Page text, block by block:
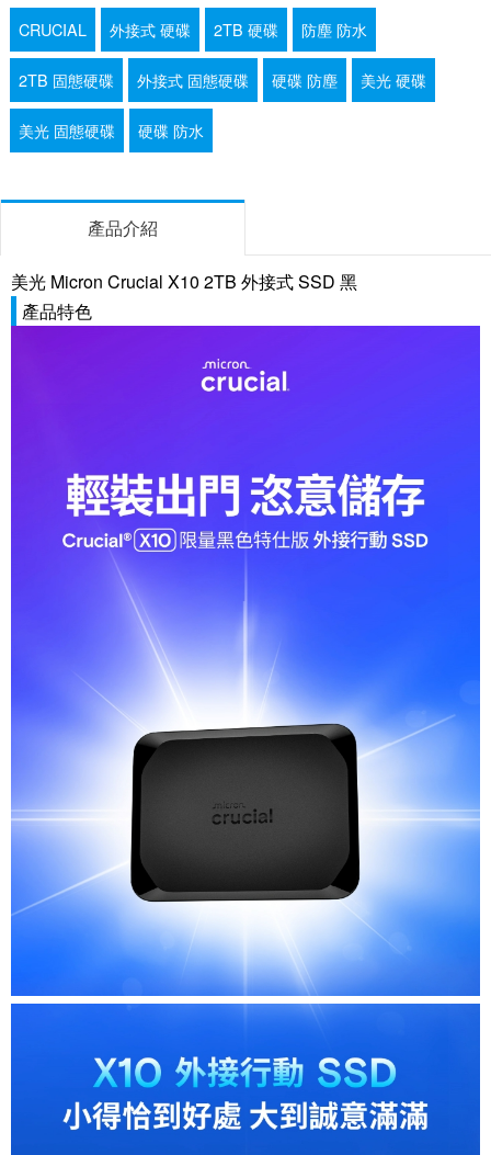
CRUCIAL
外接式 硬碟 2TB 硬碟 防塵 防水
2TB 固態硬碟 外接式 固態硬碟 硬碟 防塵 美光 硬碟
美光 固態硬碟 硬碟 防水
產品介紹
美光 Micron Crucial X10 2TB 外接式 SSD 黑
產品特色